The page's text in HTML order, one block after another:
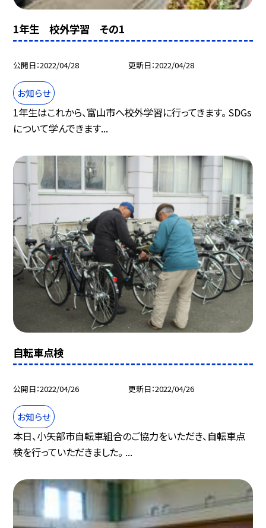
1年生 校外学習 その1
公開日 2022/04/28 更新日 2022/04/28
お知らせ
1年生はこれから、富山市へ校外学習に行ってきます。 SDGs
について学んできます...
自転車点検
公開日 2022/04/26 更新日 2022/04/26
お知らせ
本日、小矢部市自転車組合のご協力をいただき、自転車点
検を行っていただきました。 ...